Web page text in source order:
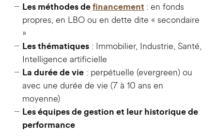
Les méthodes de financement : en fonds
propres, en LBO ou en dette dite « secondaire
»
Les thématiques : Immobilier, Industrie, Santé,
Intelligence artificielle
La durée de vie : perpétuelle (evergreen) ou
avec une durée de vie (7 à 10 ans en
moyenne)
Les équipes de gestion et leur historique de
performance